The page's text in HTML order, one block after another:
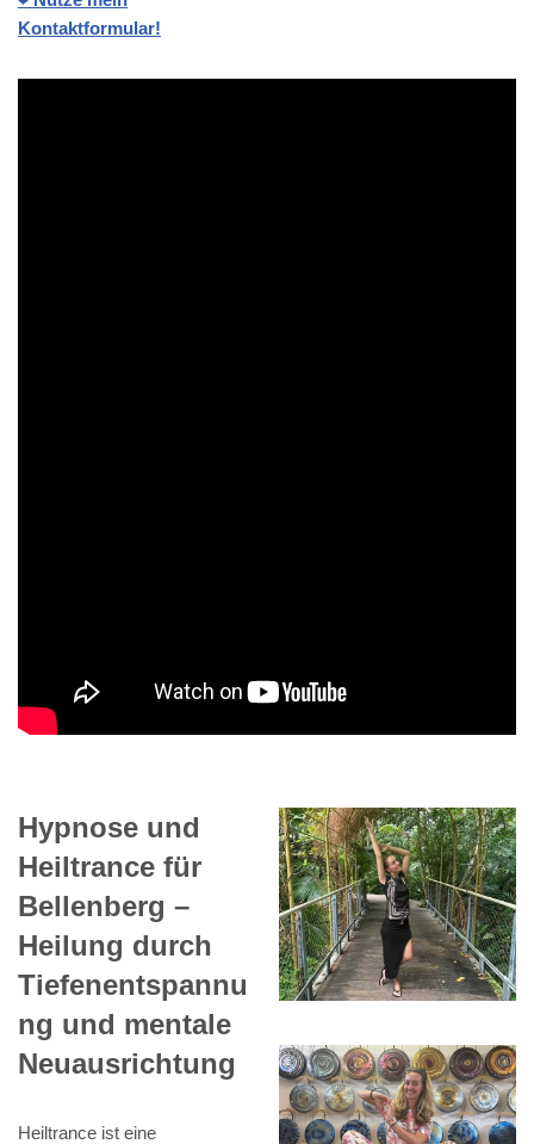
Kontaktformular!
Hypnose und
Heiltrance für
Bellenberg –
Heilung durch
Tiefenentspannu
ng und mentale
Neuausrichtung
Heiltrance ist eine